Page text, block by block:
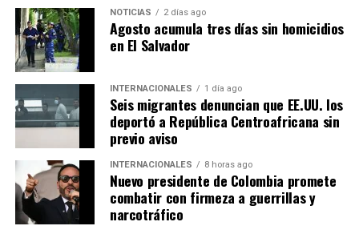
NOTICIAS 2 días ago
Agosto acumula tres días sin homicidios
en El Salvador
INTERNACIONALES 1 día ago
Seis migrantes denuncian que EE.UU. los
deportó a República Centroafricana sin
previo aviso
INTERNACIONALES 8 horas ago
Nuevo presidente de Colombia promete
combatir con firmeza a guerrillas y
narcotráfico